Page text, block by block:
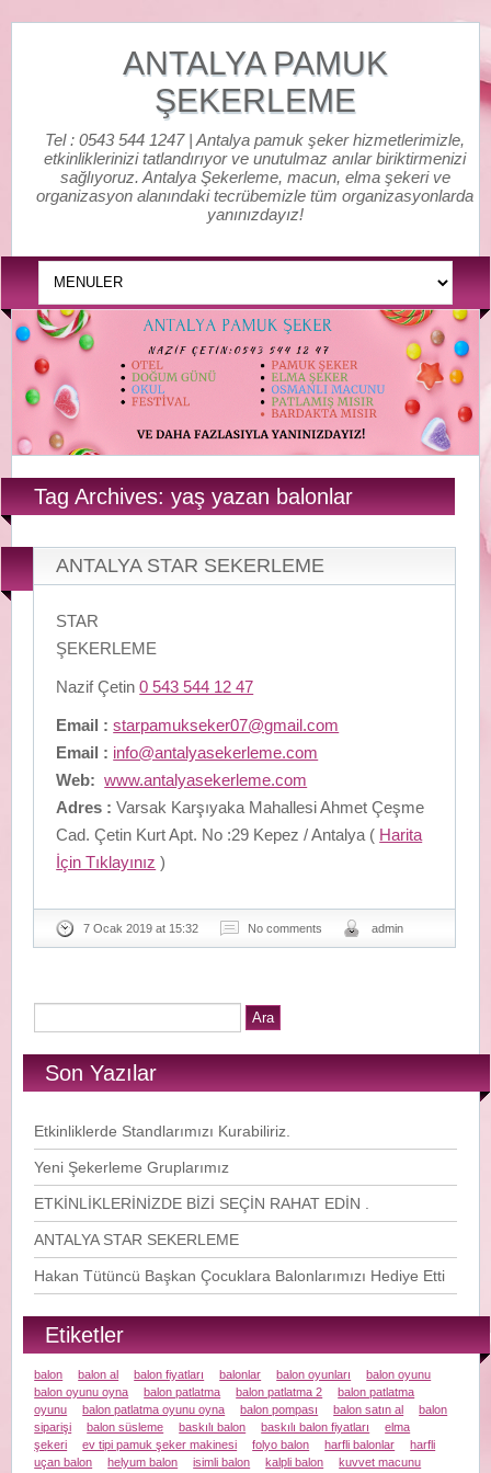
ANTALYA PAMUK
ŞEKERLEME
Tel : 0543 544 1247 | Antalya pamuk şeker hizmetlerimizle,
etkinliklerinizi tatlandırıyor ve unutulmaz anılar biriktirmenizi
sağlıyoruz. Antalya Şekerleme, macun, elma şekeri ve
organizasyon alanındaki tecrübemizle tüm organizasyonlarda
yanınızdayız!
Tag Archives: yaş yazan balonlar
ANTALYA STAR SEKERLEME
STAR
ŞEKERLEME
Nazif Çetin0 543 544 12 47
Email : starpamukseker07@gmail.com
Email : info@antalyasekerleme.com
Web: www.antalyasekerleme.com
Adres : Varsak Karşıyaka Mahallesi Ahmet Çeşme
Cad. Çetin Kurt Apt. No :29 Kepez / Antalya ( Harita
İçin Tıklayınız )
7 Ocak 2019 at 15:32 No comments admin
Son Yazılar
Etkinliklerde Standlarımızı Kurabiliriz.
Yeni Şekerleme Gruplarımız
ETKİNLİKLERİNİZDE BİZİ SEÇİN RAHAT EDİN .
ANTALYA STAR SEKERLEME
Hakan Tütüncü Başkan Çocuklara Balonlarımızı Hediye Etti
Etiketler
balon balon al balon fiyatları balonlar balon oyunları
balon oyunu
balon oyunu oyna
balon patlatma balon patlatma 2
balon patlatma
oyunu
balon patlatma oyunu oyna balon pompası balon satın al
balon
siparişi
balon süsleme baskılı balon baskılı balon fiyatları
elma
şekeri
ev tipi pamuk şeker makinesi folyo balon harfli balonlar
harfli
uçan balon
helyum balon isimli balon kalpli balon
kuvvet macunu